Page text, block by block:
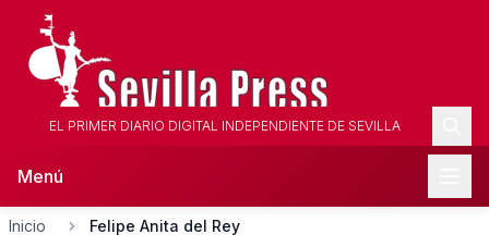
EL PRIMER DIARIO DIGITAL INDEPENDIENTE DE SEVILLA
Menú
Inicio Felipe Anita del Rey